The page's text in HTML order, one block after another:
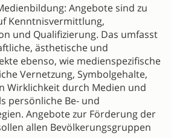
Angebote sind zu
Kenntnisvermittlung,
und Qualifizierung. Das umfasst
ästhetische und
ebenso, wie medienspezifische
Vernetzung, Symbolgehalte,
Wirklichkeit durch Medien und
persönliche Be- und
Angebote zur Förderung der
allen Bevölkerungsgruppen